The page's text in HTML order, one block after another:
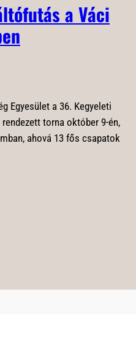
a Váci
Egyesület a 36. Kegyeleti
torna október 9-én,
ahová 13 fős csapatok